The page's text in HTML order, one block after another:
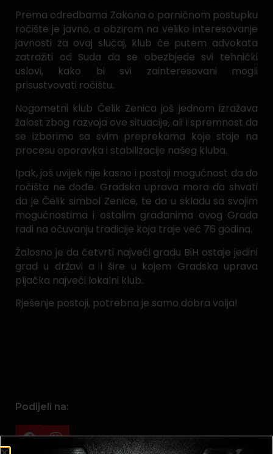
Prema odredbama Zakona o parničnom postupku
ročište je javno, a obzirom na veliko interesovanje
javnosti za ovaj slučaj, klub će putem advokata
zatražiti od Suda da se obezbjede svi tehnički
uslovi, kako bi svi zainteresovani mogli
prisustvovati ročištu.
Nogometni klub Čelik Zenica još jednom izražava
žalost zbog razvoja ove situacije, ali i spremnost da
se izborimo sa svim preprekama koje stoje na
procesu oporavka i stabilizacije našeg kluba.
Ipak, još uvijek nije kasno i postoji mogućnost da do
ročišta ne dođe. Gradska uprava mora da shvati
da je Čelik simbol Zenice, te da u skladu sa svojim
mogućnostima i ostalim građanima ovog Grada
radi na očuvanju tradicije koja traje već 76 godina.
Žalosno je da četvrti najveći gradu BiH ostaje jedini
grad u državi a i šire u kojem Gradska uprava
pljačka najveći lokalni klub.
Rješenje postoji, potrebna je samo dobra volja!
Podijeli na: